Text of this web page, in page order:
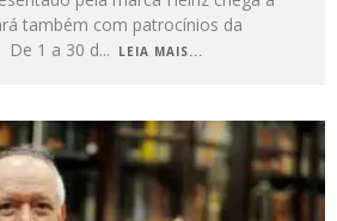
também com patrocínios da
De 1 a 30 d... LEIA MAIS...